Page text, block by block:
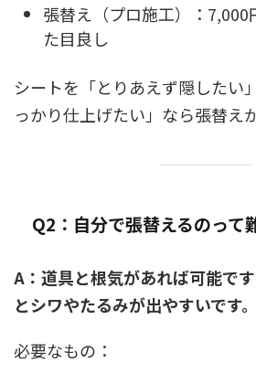
張替え（プロ施工）：7,000
た目良し
シートを「とりあえず隠したい
っかり仕上げたい」なら張替え
Q2：自分で張替えるのって
A：道具と根気があれば可能で
とシワやたるみが出やすいです。
必要なもの：